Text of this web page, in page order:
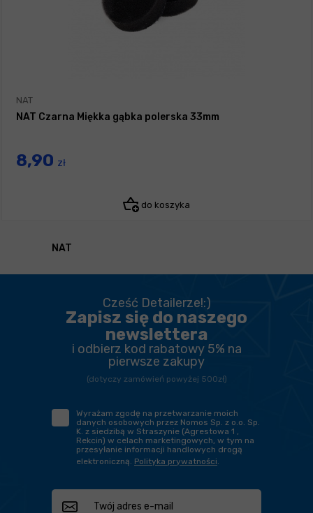
NAT
NAT Czarna Miękka gąbka polerska 33mm
8,90 zł
do koszyka
NAT
Cześć Detailerze!:)
Zapisz się do naszego
newslettera
i odbierz kod rabatowy 5% na
pierwsze zakupy
(dotyczy zamówień powyżej 500zł)
Wyrażam zgodę na przetwarzanie moich
danych osobowych przez Nomos Sp. z o.o. Sp.
K. z siedzibą w Straszynie (Agrestowa 1 ,
Rekcin) w celach marketingowych, w tym na
przesyłanie informacji handlowych drogą
elektroniczną. Polityka prywatności